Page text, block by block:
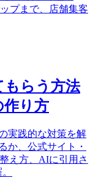
プまで、店舗集客
もらう方法
作り方
実践的な対策を解
か、公式サイト・
え方、AIに引用さ